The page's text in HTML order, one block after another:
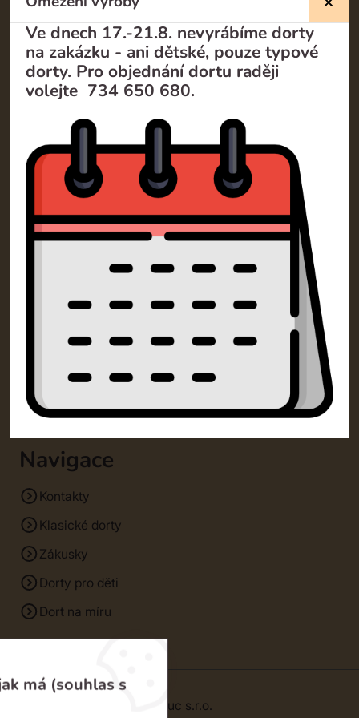
Kontakty
SM Dorty Olomouc s.r.o.
Mošnerova 1318/14A 77900 Olomouc
+420 732 729 300
info@dorty-olomouc.cz
Klientská sekce
Obchodní podmínky
Zpracování osobních údajů
Cookies
Navigace
Kontakty
Klasické dorty
Zákusky
Dorty pro děti
Dort na míru
© 2026 | SM Dorty Olomouc s.r.o.
Ve dnech 17.-21.8. nevyrábíme dorty
na zakázku - ani dětské, pouze typové
dorty. Pro objednání dortu raději
volejte 734 650 680.
má (souhlas s